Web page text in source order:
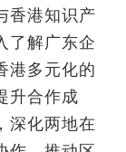
香港知识产
了解广东企
港多元化的
升合作成
深化两地在